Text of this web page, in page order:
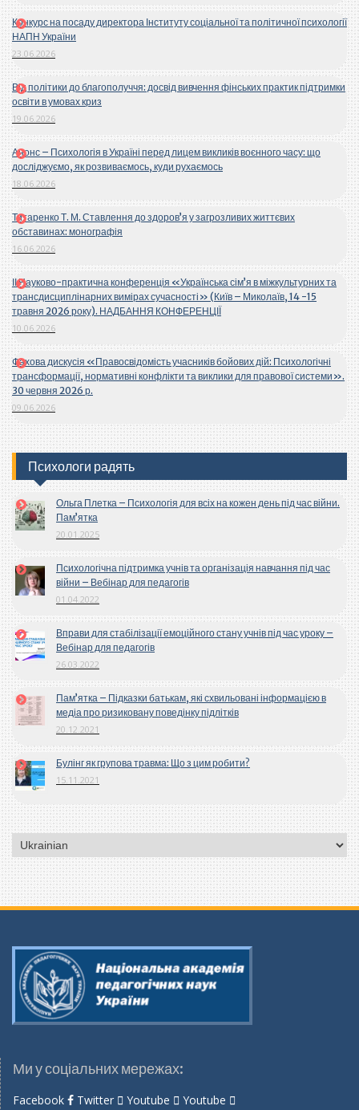
Конкурс на посаду директора Інституту соціальної та політичної психології
НАПН України
23.06.2026
Від політики до благополуччя: досвід вивчення фінських практик підтримки
освіти в умовах криз
19.06.2026
Анонс – Психологія в Україні перед лицем викликів воєнного часу: що
досліджуємо, як розвиваємось, куди рухаємось
18.06.2026
Титаренко Т. М. Ставлення до здоров’я у загрозливих життєвих
обставинах: монографія
16.06.2026
ІІ Науково-практична конференція «Українська сім’я в міжкультурних та
трансдисциплінарних вимірах сучасності» (Київ – Миколаїв, 14 -15
травня 2026 року). НАДБАННЯ КОНФЕРЕНЦІЇ
10.06.2026
Фахова дискусія «Правосвідомість учасників бойових дій: Психологічні
трансформації, нормативні конфлікти та виклики для правової системи».
30 червня 2026 р.
09.06.2026
Психологи радять
Ольга Плетка – Психологія для всіх на кожен день під час війни.
Пам’ятка
20.01.2025
Психологічна підтримка учнів та організація навчання під час
війни – Вебінар для педагогів
01.04.2022
Вправи для стабілізації емоційного стану учнів під час уроку –
Вебінар для педагогів
26.03.2022
Пам’ятка – Підказки батькам, які схвильовані інформацією в
медіа про ризиковану поведінку підлітків
20.12.2021
Булінг як групова травма: Що з цим робити?
15.11.2021
Вибрати
мову
Ми у соціальних мережах:
Facebook Twitter Youtube Youtube